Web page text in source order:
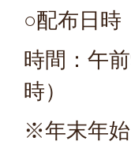
○配布日時
時間：午
時）
※年末年